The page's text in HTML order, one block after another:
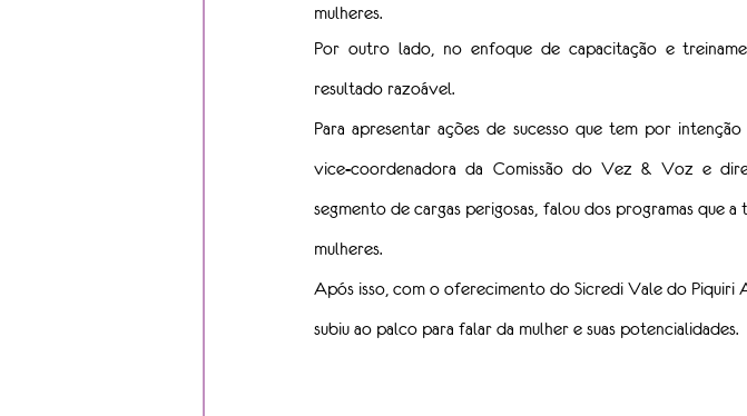
mulheres.
Por outro lado, no enfoque de capacitação e
resultado razoável.
Para apresentar ações de sucesso que tem por
vice-coordenadora da Comissão do Vez & Voz e
segmento de cargas perigosas, falou dos programas que
mulheres.
Após isso, com o oferecimento do Sicredi Vale do Piquiri
subiu ao palco para falar da mulher e suas potencialidades.